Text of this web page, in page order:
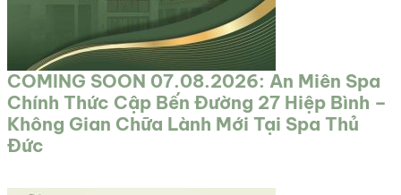
COMING SOON 07.08.2026: An Miên Spa
Chính Thức Cập Bến Đường 27 Hiệp Bình –
Không Gian Chữa Lành Mới Tại Spa Thủ
Đức